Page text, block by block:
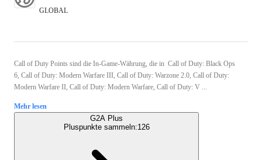
GLOBAL
Call of Duty Points sind die In-Game-Währung, die in Call of Duty: Black Ops
6, Call of Duty: Modern Warfare III, Call of Duty: Warzone 2.0, Call of Duty:
Modern Warfare II, Call of Duty: Modern Warfare, Call of Duty: V ...
Mehr lesen
G2A Plus
Pluspunkte sammeln:126